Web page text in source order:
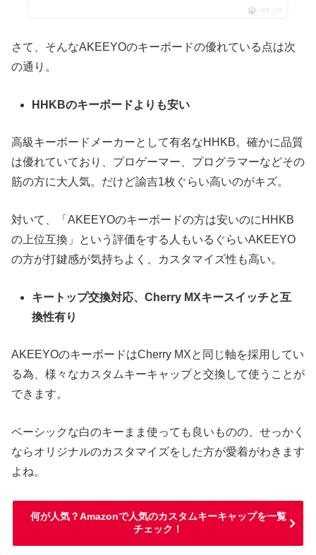
ポチップ
さて、そんなAKEEYOのキーボードの優れている点は次
の通り。
HHKBのキーボードよりも安い
高級キーボードメーカーとして有名なHHKB。確かに品質
は優れていており、プロゲーマー、プログラマーなどその
筋の方に大人気。だけど諭吉1枚ぐらい高いのがキズ。
対いて、「AKEEYOのキーボードの方は安いのにHHKB
の上位互換」という評価をする人もいるぐらいAKEEYO
の方が打鍵感が気持ちよく、カスタマイズ性も高い。
キートップ交換対応、Cherry MXキースイッチと互
換性有り
AKEEYOのキーボードはCherry MXと同じ軸を採用してい
る為、様々なカスタムキーキャップと交換して使うことが
できます。
ベーシックな白のキーまま使っても良いものの、せっかく
ならオリジナルのカスタマイズをした方が愛着がわきます
よね。
何が人気？Amazonで人気のカスタムキーキャップを一覧
チェック！